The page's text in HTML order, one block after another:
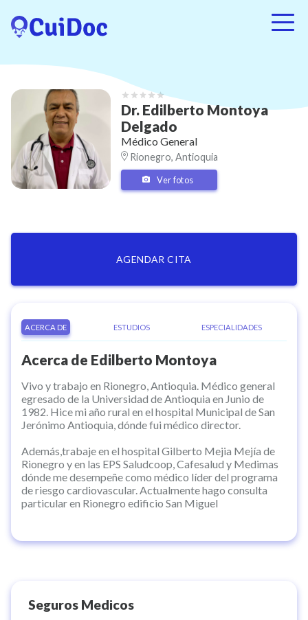
Dr. Edilberto Montoya
Delgado
Médico General
Rionegro, Antioquia
Ver fotos
AGENDAR CITA
ACERCA DE ESTUDIOS ESPECIALIDADES
Acerca de Edilberto Montoya
Vivo y trabajo en Rionegro, Antioquia. Médico general
egresado de la Universidad de Antioquia en Junio de
1982. Hice mi año rural en el hospital Municipal de San
Jerónimo Antioquia, dónde fui médico director.
Además,trabaje en el hospital Gilberto Mejia Mejía de
Rionegro y en las EPS Saludcoop, Cafesalud y Medimas
dónde me desempeñe como médico líder del programa
de riesgo cardiovascular. Actualmente hago consulta
particular en Rionegro edificio San Miguel
Seguros Medicos